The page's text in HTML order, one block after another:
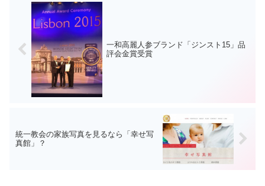
一和高麗人参ブランド「ジンスト15」品
評会金賞受賞
統一教会の家族写真を見るなら「幸せ写
真館」？